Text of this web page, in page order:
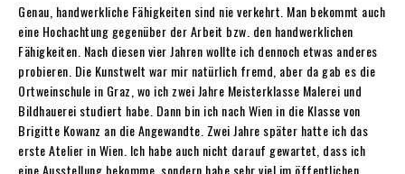
Genau, handwerkliche Fähigkeiten sind nie verkehrt. Man bekommt auch
eine Hochachtung gegenüber der Arbeit bzw. den handwerklichen
Fähigkeiten. Nach diesen vier Jahren wollte ich dennoch etwas anderes
probieren. Die Kunstwelt war mir natürlich fremd, aber da gab es die
Ortweinschule in Graz, wo ich zwei Jahre Meisterklasse Malerei und
Bildhauerei studiert habe. Dann bin ich nach Wien in die Klasse von
Brigitte Kowanz an die Angewandte. Zwei Jahre später hatte ich das
erste Atelier in Wien. Ich habe auch nicht darauf gewartet, dass ich
eine Ausstellung bekomme, sondern habe sehr viel im öffentlichen